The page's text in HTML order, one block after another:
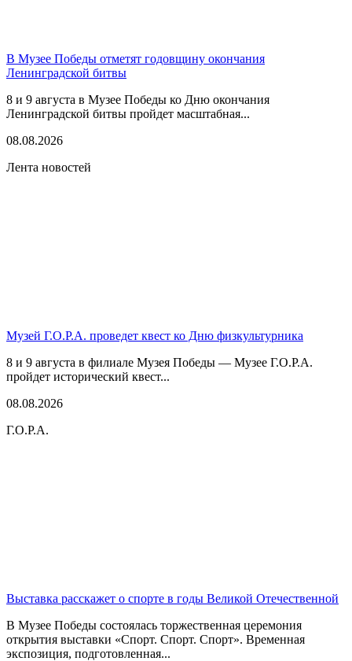
В Музее Победы отметят годовщину окончания
Ленинградской битвы
8 и 9 августа в Музее Победы ко Дню окончания
Ленинградской битвы пройдет масштабная...
08.08.2026
Лента новостей
Музей Г.О.Р.А. проведет квест ко Дню физкультурника
8 и 9 августа в филиале Музея Победы — Музее Г.О.Р.А.
пройдет исторический квест...
08.08.2026
Г.О.Р.А.
Выставка расскажет о спорте в годы Великой Отечественной
В Музее Победы состоялась торжественная церемония
открытия выставки «Спорт. Спорт. Спорт». Временная
экспозиция, подготовленная...